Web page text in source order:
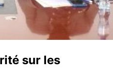
sur les